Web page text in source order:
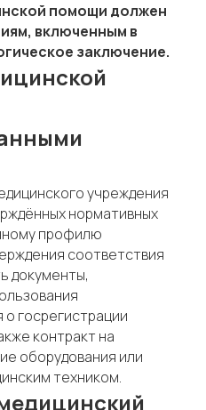
помощи должен
включенным в
заключение.
учреждения
нормативных
профилю
соответствия
документы,
госрегистрации
контракт на
оборудования или
техником.